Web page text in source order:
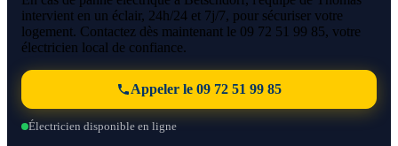
intervient en un éclair, 24h/24 et 7j/7, pour sécuriser votre
logement. Contactez dès maintenant le 09 72 51 99 85, votre
électricien local de confiance.
Appeler le 09 72 51 99 85
Électricien disponible en ligne